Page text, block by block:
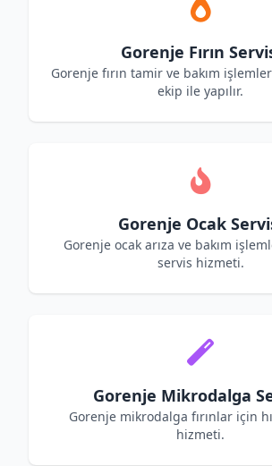
Gorenje Fırın
Gorenje fırın tamir ve bakım
ekip ile yapılır.
Gorenje Ocak
Gorenje ocak arıza ve bakım
servis hizmeti.
Gorenje Mikrodalga
Gorenje mikrodalga fırınlar için
hizmeti.